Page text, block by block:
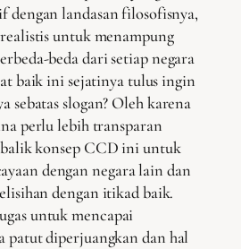
landasan filosofisnya,
untuk menampung
beda dari setiap negara
baik ini sejatinya tulus ingin
sebatas slogan? Oleh karena
perlu lebih transparan
konsep CCD ini untuk
dengan negara lain dan
dengan itikad baik.
untuk mencapai
patut diperjuangkan dan hal